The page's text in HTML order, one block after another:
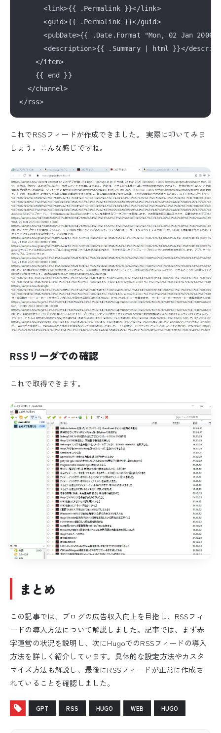
      <link>{{ .Permalink }}</link>
      <guid>{{ .Permalink }}</guid>
<pubDate>{{ .Date.Format "Mon, 02 Jan 2006
<description>{{ .Summary | html }}</
    </item>
    {{ end }}
  </channel>
これでRSSフィードが作成できました。 実際に叩いてみま
しょう。こんな感じですね。
RSSリーダでの確認
これで取得できます。
まとめ
この記事では、ブログの広告収入向上を目指し、RSSフィ
ードの導入方法について解説しました。記事では、まず赤
字運営の状況を説明し、次にHugoでのRSSフィードの導入
方法を詳しく紹介しています。具体的な設定方法やカスタ
マイズ方法も解説し、最後にRSSフィードが正常に作成さ
れていることを確認しました。
GPT RSS HUGO WEB HUGO